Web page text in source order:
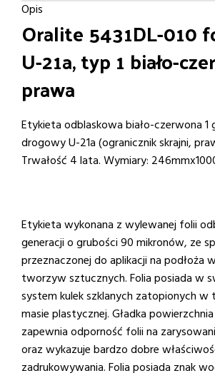
Opis
Oralite 5431DL-010
U-21a, typ 1 biało-
prawa
Etykieta odblaskowa biało-czerwona 1
drogowy U-21a (ogranicznik skrajni,
Trwałość 4 lata. Wymiary:
Etykieta wykonana z wylewanej folii
generacji o grubości 90 mikronów, ze
przeznaczonej do aplikacji na podłoża
tworzyw sztucznych. Folia posiada w
system kulek szklanych zatopionych w
masie plastycznej. Gładka
zapewnia odporność folii na
oraz wykazuje bardzo dobre
zadrukowywania. Folia posiada znak